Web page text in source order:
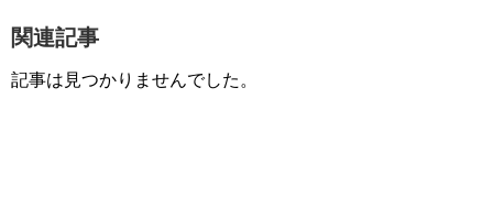
関連記事
記事は見つかりませんでした。